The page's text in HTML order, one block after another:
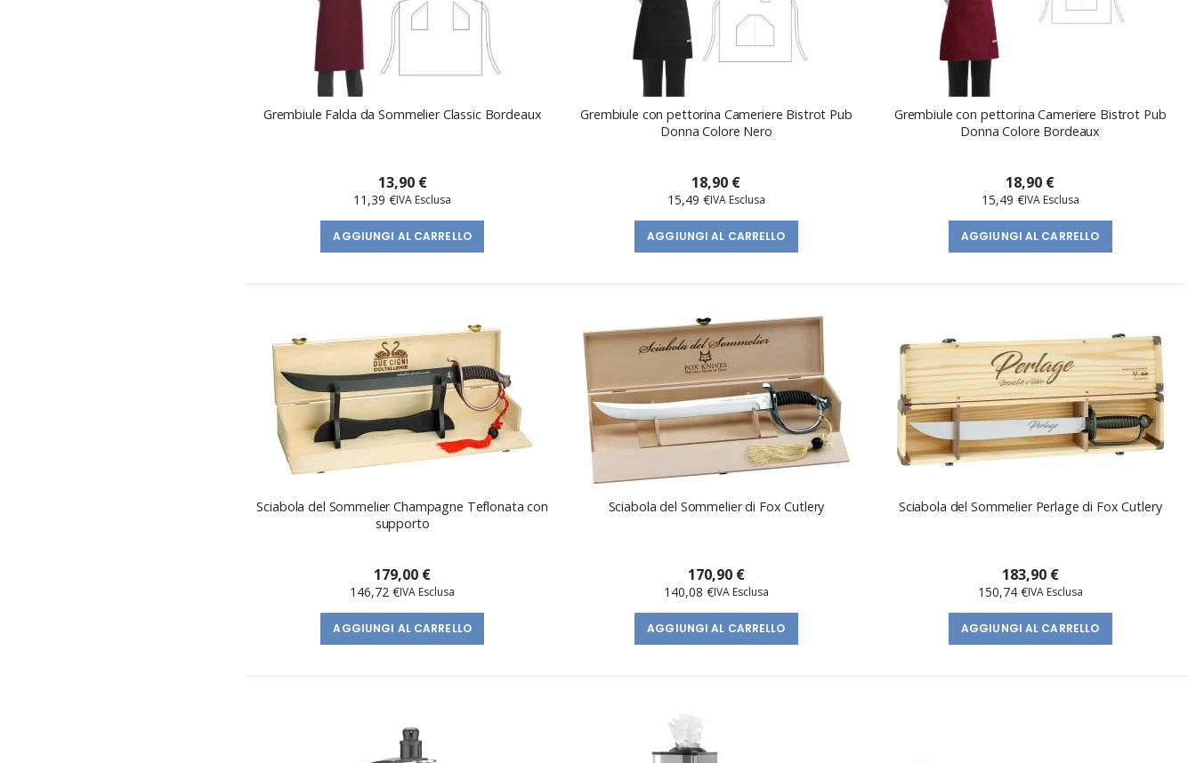
Grembiule Falda da Sommelier Classic Bordeaux
13,90 €
11,39 €
AGGIUNGI AL CARRELLO
Grembiule con pettorina Cameriere Bistrot Pub
Donna Colore Nero
18,90 €
15,49 €
AGGIUNGI AL CARRELLO
Grembiule con pettorina Cameriere Bistrot Pub
Donna Colore Bordeaux
18,90 €
15,49 €
AGGIUNGI AL CARRELLO
Sciabola del Sommelier Champagne Teflonata con
supporto
179,00 €
146,72 €
AGGIUNGI AL CARRELLO
Sciabola del Sommelier di Fox Cutlery
170,90 €
140,08 €
AGGIUNGI AL CARRELLO
Sciabola del Sommelier Perlage di Fox Cutlery
183,90 €
150,74 €
AGGIUNGI AL CARRELLO